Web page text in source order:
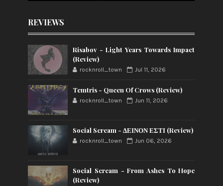
REVIEWS
Risabov - Light Years Towards Impact
(Review)
rocknroll_town Jul 11, 2026
Temtris - Queen Of Crows (Review)
rocknroll_town Jun 11, 2026
Social Scream - ΔΕΙΝΟΝ ΕΣΤΙ (Review)
rocknroll_town Jun 06, 2026
Social Scream - From Ashes To Hope
(Review)